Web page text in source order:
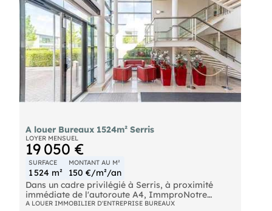
A louer Bureaux 1524m² Serris
LOYER MENSUEL
19 050 €
SURFACE
1 524 m²
MONTANT AU M²
150 €/m²/an
Dans un cadre privilégié à Serris, à proximité
immédiate de l'autoroute A4, ImmproNotre
équipepropose des bureaux de standing d'une
A LOUER IMMOBILIER D'ENTREPRISE BUREAUX